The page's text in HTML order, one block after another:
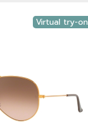
Virtual try-on